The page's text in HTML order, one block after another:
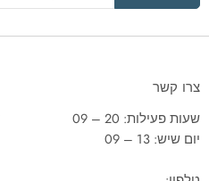
צרו קשר
שעות פעילות: 20 – 09
יום שיש: 13 – 09